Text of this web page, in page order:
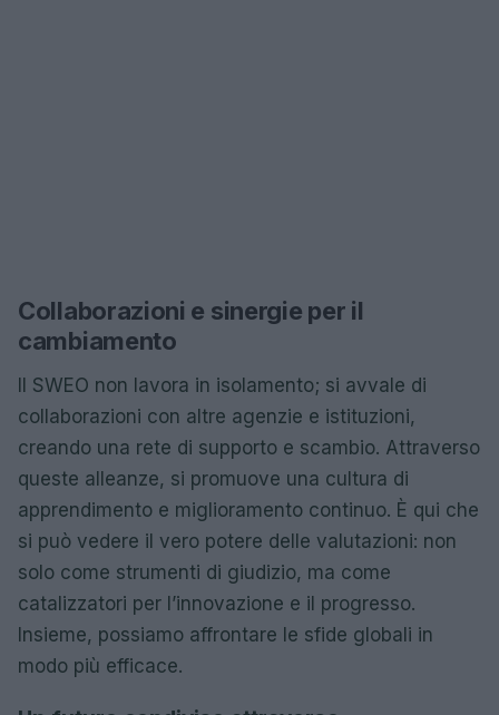
Collaborazioni e sinergie per il
cambiamento
Il SWEO non lavora in isolamento; si avvale di
collaborazioni con altre agenzie e istituzioni,
creando una rete di supporto e scambio. Attraverso
queste alleanze, si promuove una cultura di
apprendimento e miglioramento continuo. È qui che
si può vedere il vero potere delle valutazioni: non
solo come strumenti di giudizio, ma come
catalizzatori per l’innovazione e il progresso.
Insieme, possiamo affrontare le sfide globali in
modo più efficace.